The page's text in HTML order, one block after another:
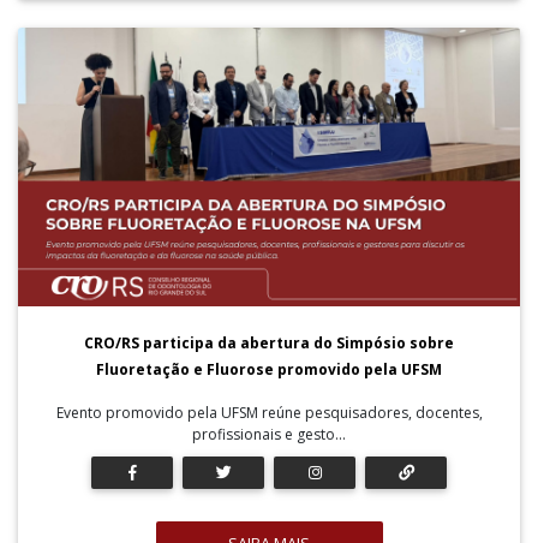
CRO/RS participa da abertura do Simpósio sobre
Fluoretação e Fluorose promovido pela UFSM
Evento promovido pela UFSM reúne pesquisadores, docentes,
profissionais e gesto...